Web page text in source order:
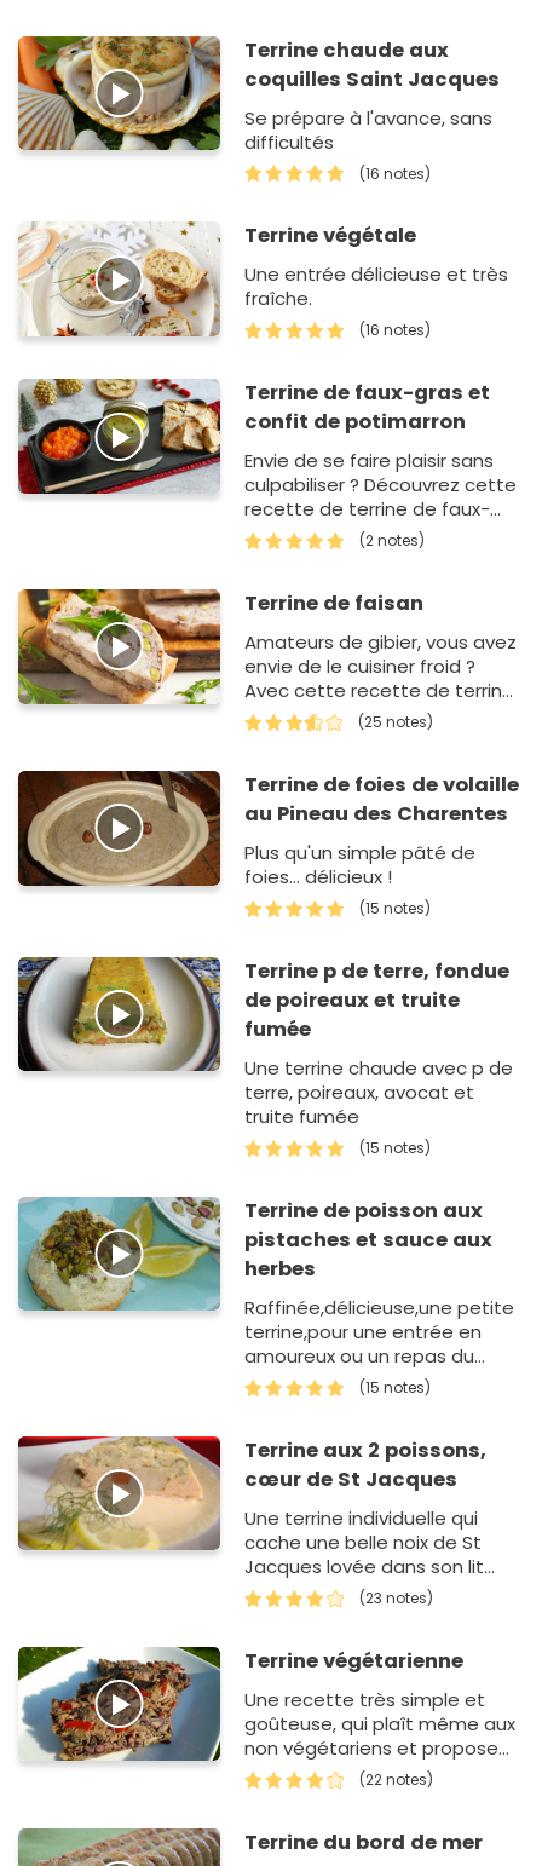
grill&eacu…
Terrine chaude aux
coquilles Saint Jacques
Se prépare à l'avance, sans
difficultés
(16 notes)
Terrine végétale
Une entrée délicieuse et très
fraîche.
(16 notes)
Terrine de faux-gras et
confit de potimarron
Envie de se faire plaisir sans
culpabiliser ? Découvrez cette
recette de terrine de faux-
gras ultra-gourmande. A base
de noix de cajou, cette
(2 notes)
Terrine de faisan
Amateurs de gibier, vous avez
envie de le cuisiner froid ?
Avec cette recette de terrine
de faisan à faire quelques
jours avant, vous allez
(25 notes)
Terrine de foies de volaille
au Pineau des Charentes
Plus qu'un simple pâté de
foies... délicieux !
(15 notes)
Terrine p de terre, fondue
de poireaux et truite
fumée
Une terrine chaude avec p de
terre, poireaux, avocat et
truite fumée
(15 notes)
Terrine de poisson aux
pistaches et sauce aux
herbes
Raffinée,délicieuse,une petite
terrine,pour une entrée en
amoureux ou un repas du
dimanche!
(15 notes)
Terrine aux 2 poissons,
cœur de St Jacques
Une terrine individuelle qui
cache une belle noix de St
Jacques lovée dans son lit
bicolore de poissons.
(23 notes)
Terrine végétarienne
Une recette très simple et
goûteuse, qui plaît même aux
non végétariens et propose
une alternative très
intéressante à la viande pour
(22 notes)
Terrine du bord de mer